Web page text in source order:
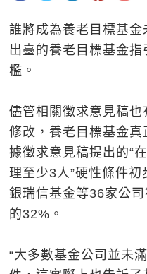
誰將成為養老目標基
出臺的養老目標基金
檻。
儘管相關徵求意見稿
修改，養老目標基金
據徵求意見稿提出的“
理至少3人”硬性條件
銀瑞信基金等36家公
的32%。
“大多數基金公司並未